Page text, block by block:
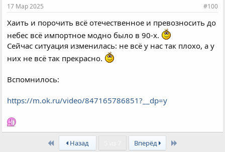
17 Мар 2025 #100
Хаить и порочить всё отечественное и превозносить до
небес всё импортное модно было в 90-х.
Сейчас ситуация изменилась: не всё у нас так плохо, а у
них не всё так прекрасно.
Вспомнилось:
https://m.ok.ru/video/847165786851?__dp=y
First Назад Вперёд